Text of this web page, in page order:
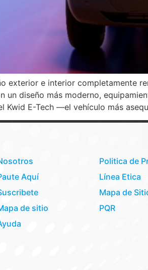
exterior e interior completamente
un diseño más moderno,
Kwid E-Tech —el vehículo más
Aquí
de sitio
Politica de
Línea Etica
Mapa de
PQR